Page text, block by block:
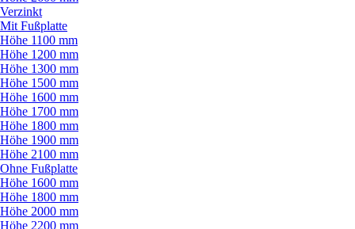
Verzinkt
Mit Fußplatte
Höhe 1100 mm
Höhe 1200 mm
Höhe 1300 mm
Höhe 1500 mm
Höhe 1600 mm
Höhe 1700 mm
Höhe 1800 mm
Höhe 1900 mm
Höhe 2100 mm
Ohne Fußplatte
Höhe 1600 mm
Höhe 1800 mm
Höhe 2000 mm
Höhe 2200 mm